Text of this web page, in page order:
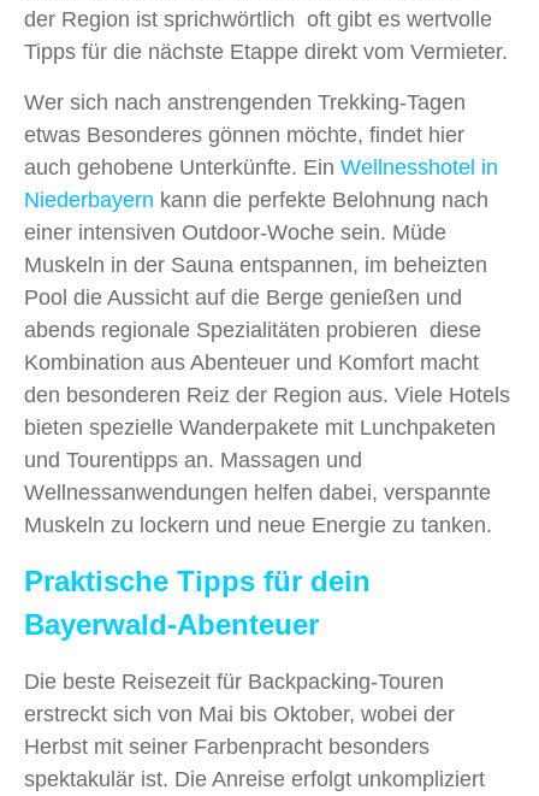
der Region ist sprichwörtlich oft gibt es wertvolle
Tipps für die nächste Etappe direkt vom Vermieter.
Wer sich nach anstrengenden Trekking-Tagen
etwas Besonderes gönnen möchte, findet hier
auch gehobene Unterkünfte. Ein Wellnesshotel in
Niederbayern kann die perfekte Belohnung nach
einer intensiven Outdoor-Woche sein. Müde
Muskeln in der Sauna entspannen, im beheizten
Pool die Aussicht auf die Berge genießen und
abends regionale Spezialitäten probieren diese
Kombination aus Abenteuer und Komfort macht
den besonderen Reiz der Region aus. Viele Hotels
bieten spezielle Wanderpakete mit Lunchpaketen
und Tourentipps an. Massagen und
Wellnessanwendungen helfen dabei, verspannte
Muskeln zu lockern und neue Energie zu tanken.
Praktische Tipps für dein
Bayerwald-Abenteuer
Die beste Reisezeit für Backpacking-Touren
erstreckt sich von Mai bis Oktober, wobei der
Herbst mit seiner Farbenpracht besonders
spektakulär ist. Die Anreise erfolgt unkompliziert